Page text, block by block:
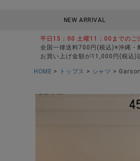
NEW ARRIVAL
平日15：00 土曜11：00までのご
全国一律送料700円(税込)※沖縄・
お買い上げ金額が11,000円(税込)
HOME トップス シャツ